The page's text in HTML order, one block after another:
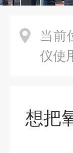
当前
仪使
想把